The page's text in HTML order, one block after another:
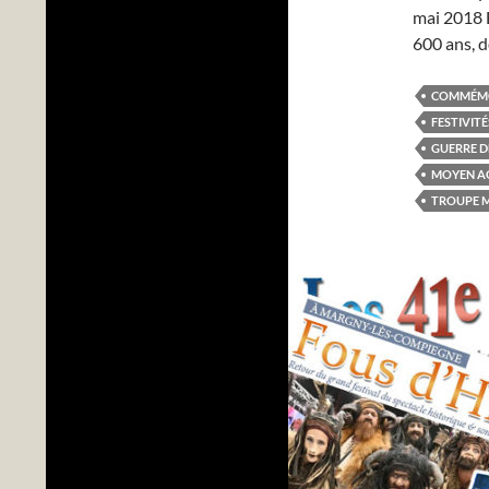
mai 2018
600 ans,
GUERRE
MOYEN
TROUPE